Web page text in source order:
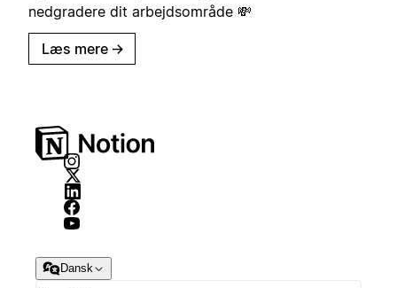
nedgradere dit arbejdsområde 💸
Læs mere →
Dansk